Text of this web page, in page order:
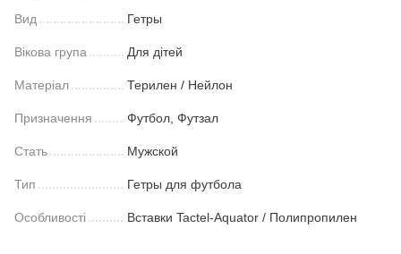
Вид Гетры
Вікова група Для дітей
Матеріал Терилен / Нейлон
Призначення Футбол, Футзал
Стать Мужской
Тип Гетры для футбола
Особливості Вставки Tactel-Aquator / Полипропилен